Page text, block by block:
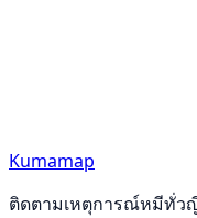
Kumamap
ติดตามเหตุการณ์หมีทั่ว